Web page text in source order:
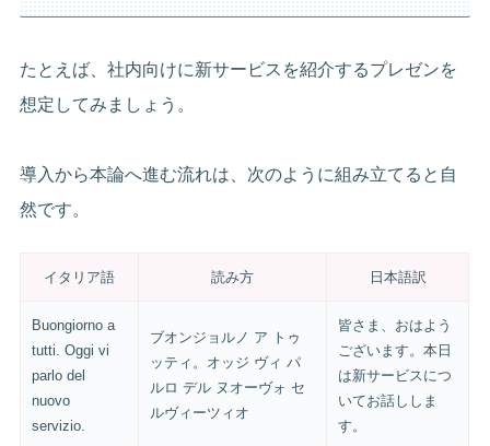
たとえば、社内向けに新サービスを紹介するプレゼンを
想定してみましょう。
導入から本論へ進む流れは、次のように組み立てると自
然です。
イタリア語 読み方 日本語訳
Buongiorno a
tutti. Oggi vi
parlo del
nuovo
servizio.
ブオンジョルノ ア トゥ
ッティ。オッジ ヴィ パ
ルロ デル ヌオーヴォ セ
ルヴィーツィオ
皆さま、おはよう
ございます。本日
は新サービスにつ
いてお話ししま
す。